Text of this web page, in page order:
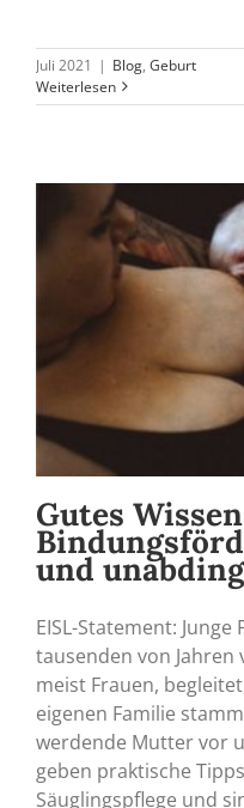
Juli 2021 | Blog, Geburt
Weiterlesen
Gutes
und
EISL-Statement:
tausenden von Jahren
meist Frauen,
eigenen Familie
werdende Mutter vor
geben praktische
Säuglingspflege und